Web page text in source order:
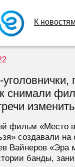
К новостям
снимали
фильм «Место
создавали на
Вайнеров «Эра
банды,